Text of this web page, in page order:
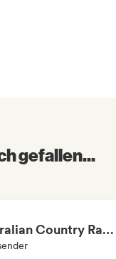
gefallen...
Australian Country Radio